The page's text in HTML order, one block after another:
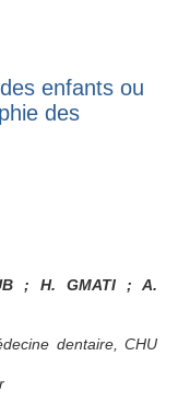
enfants ou
des
; H. GMATI
; A.
dentaire, CHU